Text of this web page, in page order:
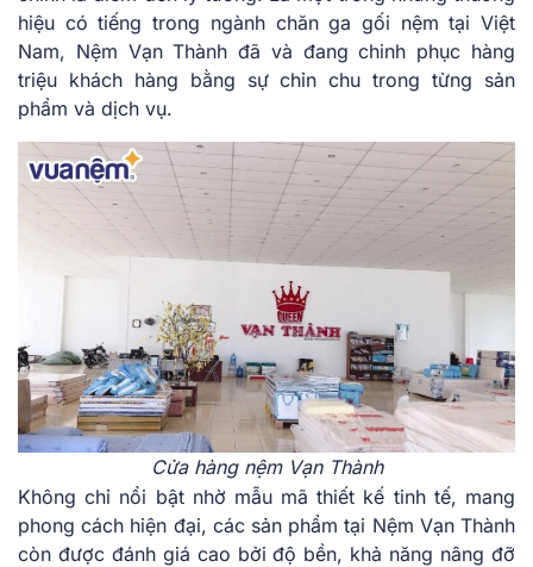
hiệu có tiếng trong ngành chăn ga gối nệm tại Việt
Nam, Nệm Vạn Thành đã và đang chinh phục hàng
triệu khách hàng bằng sự chỉn chu trong từng sản
phẩm và dịch vụ.
Cửa hàng nệm Vạn Thành
Không chỉ nổi bật nhờ mẫu mã thiết kế tinh tế, mang
phong cách hiện đại, các sản phẩm tại Nệm Vạn Thành
còn được đánh giá cao bởi độ bền, khả năng nâng đỡ